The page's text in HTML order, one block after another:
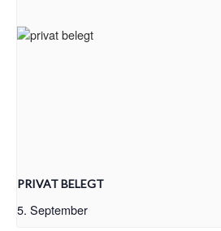
PRIVAT BELEGT
5. September